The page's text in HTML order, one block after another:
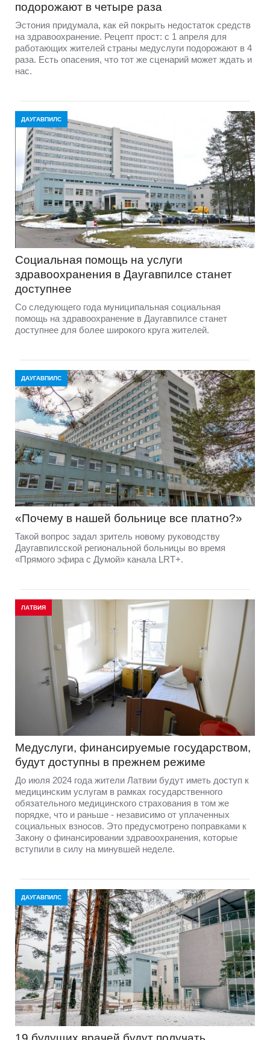
подорожают в четыре раза
Эстония придумала, как ей покрыть недостаток средств
на здравоохранение. Рецепт прост: с 1 апреля для
работающих жителей страны медуслуги подорожают в 4
раза. Есть опасения, что тот же сценарий может ждать и
нас.
ДАУГАВПИЛС
Социальная помощь на услуги
здравоохранения в Даугавпилсе станет
доступнее
Со следующего года муниципальная социальная
помощь на здравоохранение в Даугавпилсе станет
доступнее для более широкого круга жителей.
ДАУГАВПИЛС
«Почему в нашей больнице все платно?»
Такой вопрос задал зритель новому руководству
Даугавпилсской региональной больницы во время
«Прямого эфира с Думой» канала LRT+.
ЛАТВИЯ
Медуслуги, финансируемые государством,
будут доступны в прежнем режиме
До июля 2024 года жители Латвии будут иметь доступ к
медицинским услугам в рамках государственного
обязательного медицинского страхования в том же
порядке, что и раньше - независимо от уплаченных
социальных взносов. Это предусмотрено поправками к
Закону о финансировании здравоохранения, которые
вступили в силу на минувшей неделе.
ДАУГАВПИЛС